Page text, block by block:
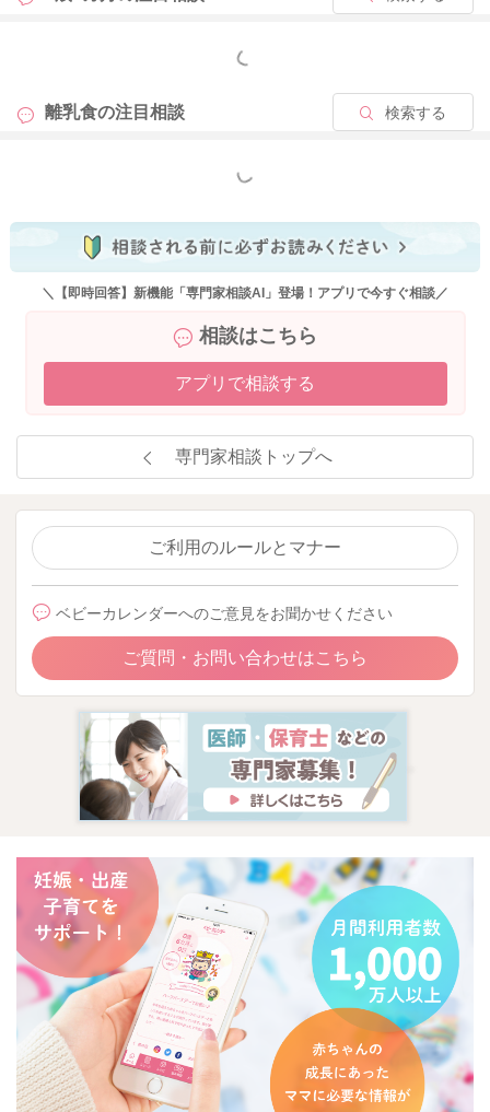
べ進まないお子様であっても元気に丈夫に成長しています。
のであれば、大きな心配はいらないです。
離乳食の進みにはとらわれずに、お子様との楽しい触れ合いの
時間となるように進めてくださいね。
もっと見る
離乳食の注目相談 検索する
もっと見る
＼【即時回答】新機能「専門家相談AI」登場！アプリで今すぐ相談／
相談はこちら
アプリで相談する
専門家相談トップへ
ご利用のルールとマナー
ベビーカレンダーへのご意見をお聞かせください
ご質問・お問い合わせはこちら